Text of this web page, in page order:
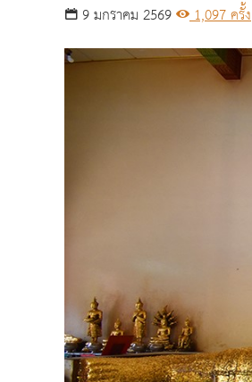
9 มกราคม 2569 1,097 ครั้ง